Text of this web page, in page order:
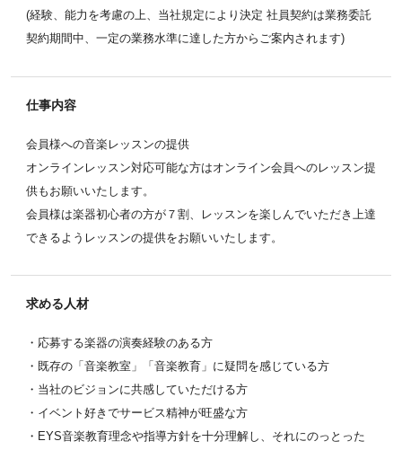
(経験、能力を考慮の上、当社規定により決定 社員契約は業務委託
契約期間中、一定の業務水準に達した方からご案内されます)
仕事内容
会員様への音楽レッスンの提供
オンラインレッスン対応可能な方はオンライン会員へのレッスン提
供もお願いいたします。
会員様は楽器初心者の方が７割、レッスンを楽しんでいただき上達
できるようレッスンの提供をお願いいたします。
求める人材
・応募する楽器の演奏経験のある方
・既存の「音楽教室」「音楽教育」に疑問を感じている方
・当社のビジョンに共感していただける方
・イベント好きでサービス精神が旺盛な方
・EYS音楽教育理念や指導方針を十分理解し、それにのっとった